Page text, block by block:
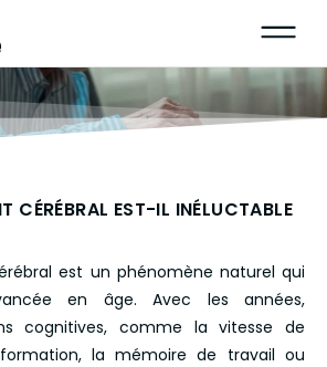
CÉRÉBRAL EST-IL INÉLUCTABLE
est un phénomène naturel qui
en âge. Avec les années,
cognitives, comme la vitesse de
la mémoire de travail ou